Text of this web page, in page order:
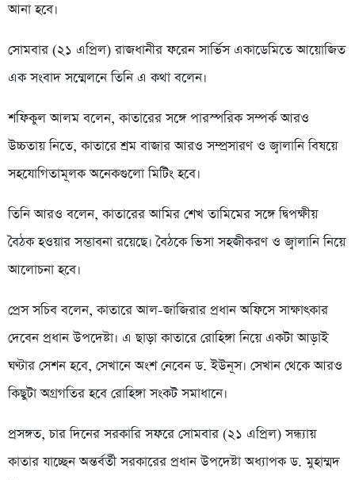
আনা হবে।
সোমবার (২১ এপ্রিল) রাজধানীর ফরেন সার্ভিস একাডেমিতে আয়োজিত
এক সংবাদ সম্মেলনে তিনি এ কথা বলেন।
শফিকুল আলম বলেন, কাতারের সঙ্গে পারস্পরিক সম্পর্ক আরও
উচ্চতায় নিতে, কাতারে শ্রম বাজার আরও সম্প্রসারণ ও জ্বালানি বিষয়ে
সহযোগিতামূলক অনেকগুলো মিটিং হবে।
তিনি আরও বলেন, কাতারের আমির শেখ তামিমের সঙ্গে দ্বিপক্ষীয়
বৈঠক হওয়ার সম্ভাবনা রয়েছে। বৈঠকে ভিসা সহজীকরণ ও জ্বালানি নিয়ে
আলোচনা হবে।
প্রেস সচিব বলেন, কাতারে আল-জাজিরার প্রধান অফিসে সাক্ষাৎকার
দেবেন প্রধান উপদেষ্টা। এ ছাড়া কাতারে রোহিঙ্গা নিয়ে একটা আড়াই
ঘণ্টার সেশন হবে, সেখানে অংশ নেবেন ড. ইউনূস। সেখান থেকে আরও
কিছুটা অগ্রগতির হবে রোহিঙ্গা সংকট সমাধানে।
প্রসঙ্গত, চার দিনের সরকারি সফরে সোমবার (২১ এপ্রিল) সন্ধ্যায়
কাতার যাচ্ছেন অন্তর্বর্তী সরকারের প্রধান উপদেষ্টা অধ্যাপক ড. মুহাম্মদ